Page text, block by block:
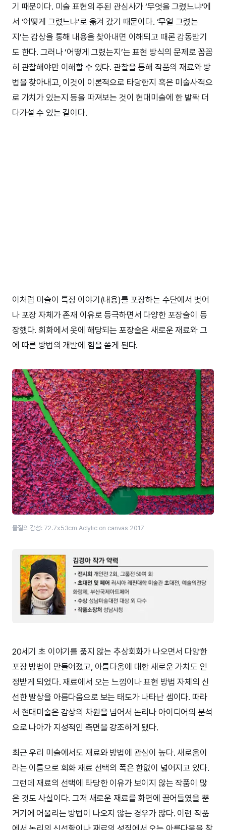
기 때문이다. 미술 표현의 주된 관심사가 ‘무엇을 그렸느냐’에
서 ‘어떻게 그렸느냐’로 옮겨 갔기 때문이다. ‘무얼 그렸는
지’는 감상을 통해 내용을 찾아내면 이해되고 때론 감동받기
도 한다. 그러나 ‘어떻게 그렸는지’는 표현 방식의 문제로 꼼꼼
히 관찰해야만 이해할 수 있다. 관찰을 통해 작품의 재료와 방
법을 찾아내고, 이것이 이론적으로 타당한지 혹은 미술사적으
로 가치가 있는지 등을 따져보는 것이 현대미술에 한 발짝 더
다가설 수 있는 길이다.
이처럼 미술이 특정 이야기(내용)를 포장하는 수단에서 벗어
나 포장 자체가 존재 이유로 등극하면서 다양한 포장술이 등
장했다. 회화에서 옷에 해당되는 포장술은 새로운 재료와 그
에 따른 방법의 개발에 힘을 쏟게 된다.
물질의 감성: 72.7x53cm Aclylic on canvas 2017
20세기 초 이야기를 품지 않는 추상회화가 나오면서 다양한
포장 방법이 만들어졌고, 아름다움에 대한 새로운 가치도 인
정받게 되었다. 재료에서 오는 느낌이나 표현 방법 자체의 신
선한 발상을 아름다움으로 보는 태도가 나타난 셈이다. 따라
서 현대미술은 감상의 차원을 넘어서 논리나 아이디어의 분석
으로 나아가 지성적인 측면을 강조하게 됐다.
최근 우리 미술에서도 재료와 방법에 관심이 높다. 새로움이
라는 이름으로 회화 재료 선택의 폭은 한없이 넓어지고 있다.
그런데 재료의 선택에 타당한 이유가 보이지 않는 작품이 많
은 것도 사실이다. 그저 새로운 재료를 화면에 끌어들였을 뿐
거기에 어울리는 방법이 나오지 않는 경우가 많다. 이런 작품